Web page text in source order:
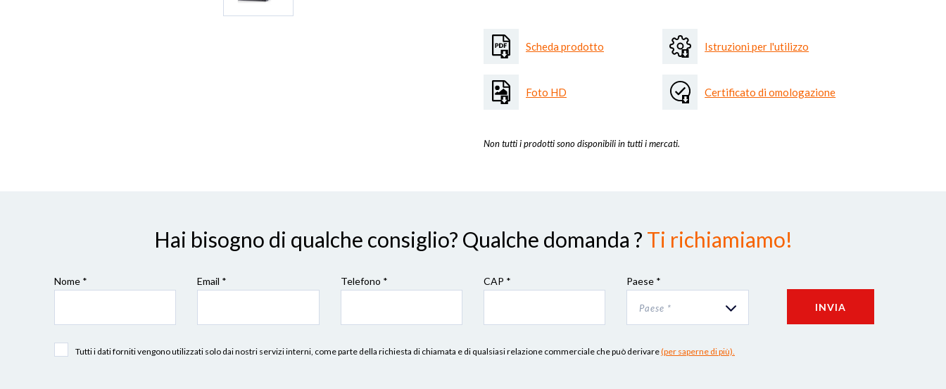
Scheda prodotto
Foto HD
Istruzioni per l'utilizzo
Certificato di omologazione
Non tutti i prodotti sono disponibili in tutti i mercati.
Hai bisogno di qualche consiglio? Qualche domanda ? Ti richiamiamo!
Nome * Email * Telefono * CAP * Paese *
Paese * INVIA
Tutti i dati forniti vengono utilizzati solo dai nostri servizi interni, come parte della richiesta di chiamata e di qualsiasi relazione commerciale che può derivare(per saperne di più).